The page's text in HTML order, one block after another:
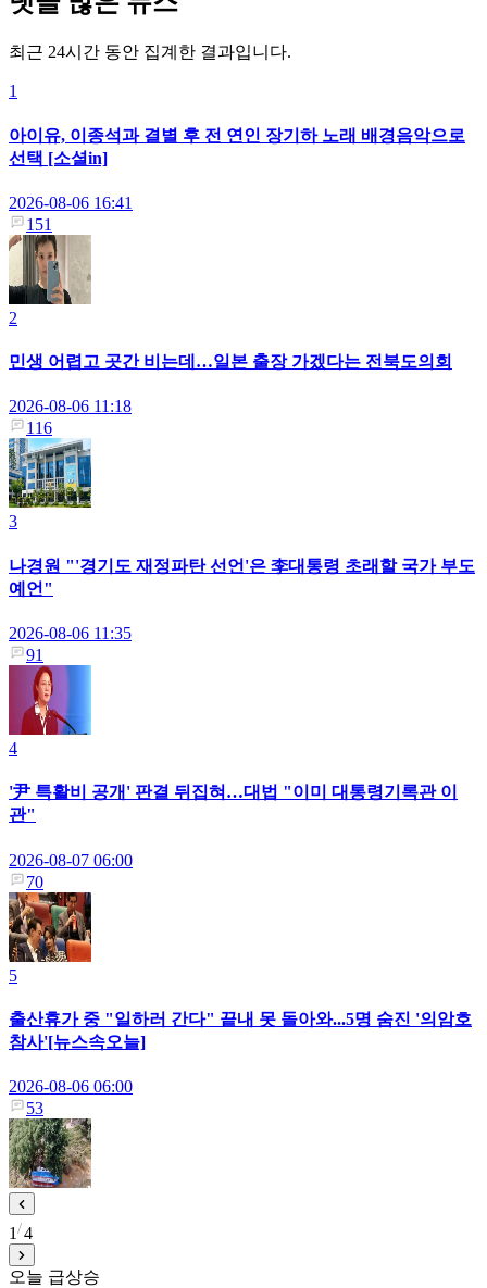
최근 24시간 동안 집계한 결과입니다.
1
아이유, 이종석과 결별 후 전 연인 장기하 노래 배경음악으로
선택 [소셜in]
2026-08-06 16:41
151
2
민생 어렵고 곳간 비는데…일본 출장 가겠다는 전북도의회
2026-08-06 11:18
116
3
나경원 "'경기도 재정파탄 선언'은 李대통령 초래할 국가 부도
예언"
2026-08-06 11:35
91
4
'尹 특활비 공개' 판결 뒤집혀…대법 "이미 대통령기록관 이
관"
2026-08-07 06:00
70
5
출산휴가 중 "일하러 간다" 끝내 못 돌아와...5명 숨진 '의암호
참사'[뉴스속오늘]
2026-08-06 06:00
53
1 4
오늘 급상승